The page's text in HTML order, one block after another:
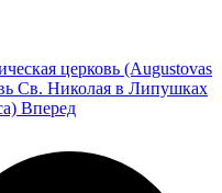
церковь (Augustovas
Св. Николая в Липушках
Вперед